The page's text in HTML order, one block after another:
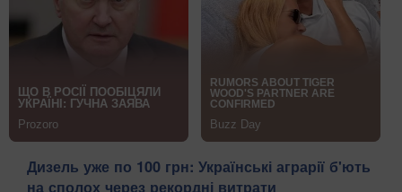
Дизель уже по 100 грн: Українські аграрії б'ють
на сполох через рекордні витрати